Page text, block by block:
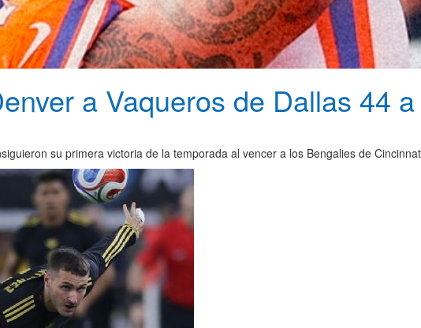
a Vaqueros de Dallas 44
su primera victoria de la temporada al vencer a los Bengalies de